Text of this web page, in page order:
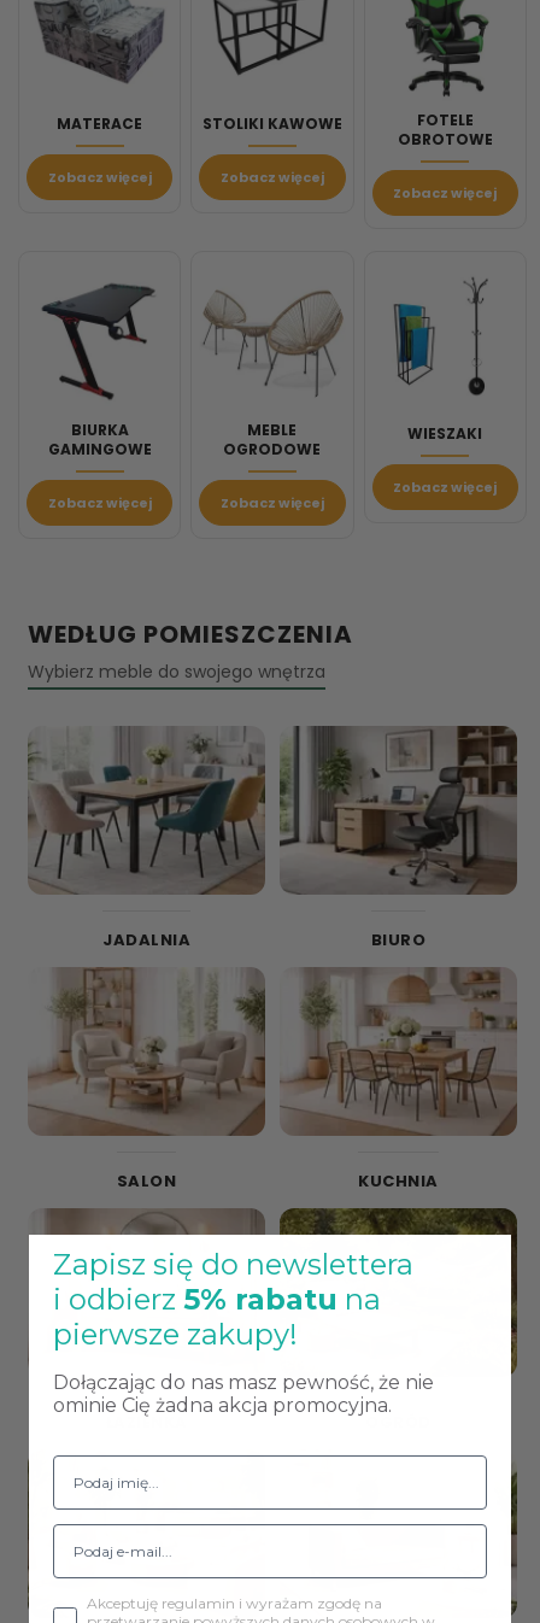
MATERACE
Zobacz więcej
STOLIKI KAWOWE
Zobacz więcej
FOTELE
OBROTOWE
Zobacz więcej
BIURKA
GAMINGOWE
Zobacz więcej
MEBLE
OGRODOWE
Zobacz więcej
WIESZAKI
Zobacz więcej
WEDŁUG POMIESZCZENIA
Wybierz meble do swojego wnętrza
JADALNIA BIURO
SALON KUCHNIA
ŁAZIENKA
Zapisz się do newslettera
i odbierz 5% rabatu na
pierwsze zakupy!
Dołączając do nas masz pewność, że nie
ominie Cię żadna akcja promocyjna.
Akceptuję regulamin i wyrażam zgodę na